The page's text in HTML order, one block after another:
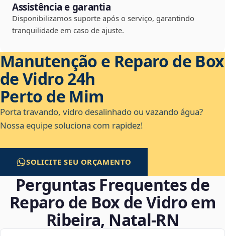
Assistência e garantia
Disponibilizamos suporte após o serviço, garantindo
tranquilidade em caso de ajuste.
Manutenção e Reparo de Box
de Vidro 24h
Perto de Mim
Porta travando, vidro desalinhado ou vazando água?
Nossa equipe soluciona com rapidez!
SOLICITE SEU ORÇAMENTO
Perguntas Frequentes de
Reparo de Box de Vidro em
Ribeira, Natal‑RN